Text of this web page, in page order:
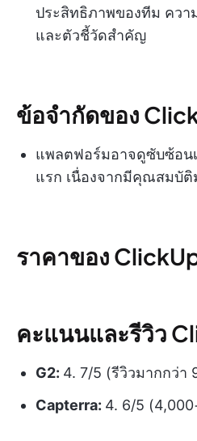
ประสิทธิภาพของทีม ควา
และตัวชี้วัดสำคัญ
ข้อจำกัดของ
แพลตฟอร์มอาจดูซับซ้อน
แรก เนื่องจากมีคุณสมบัติ
ราคาของ
คะแนนและรีวิว
G2: 4. 7/5 (รีวิวมากกว่า
Capterra: 4. 6/5